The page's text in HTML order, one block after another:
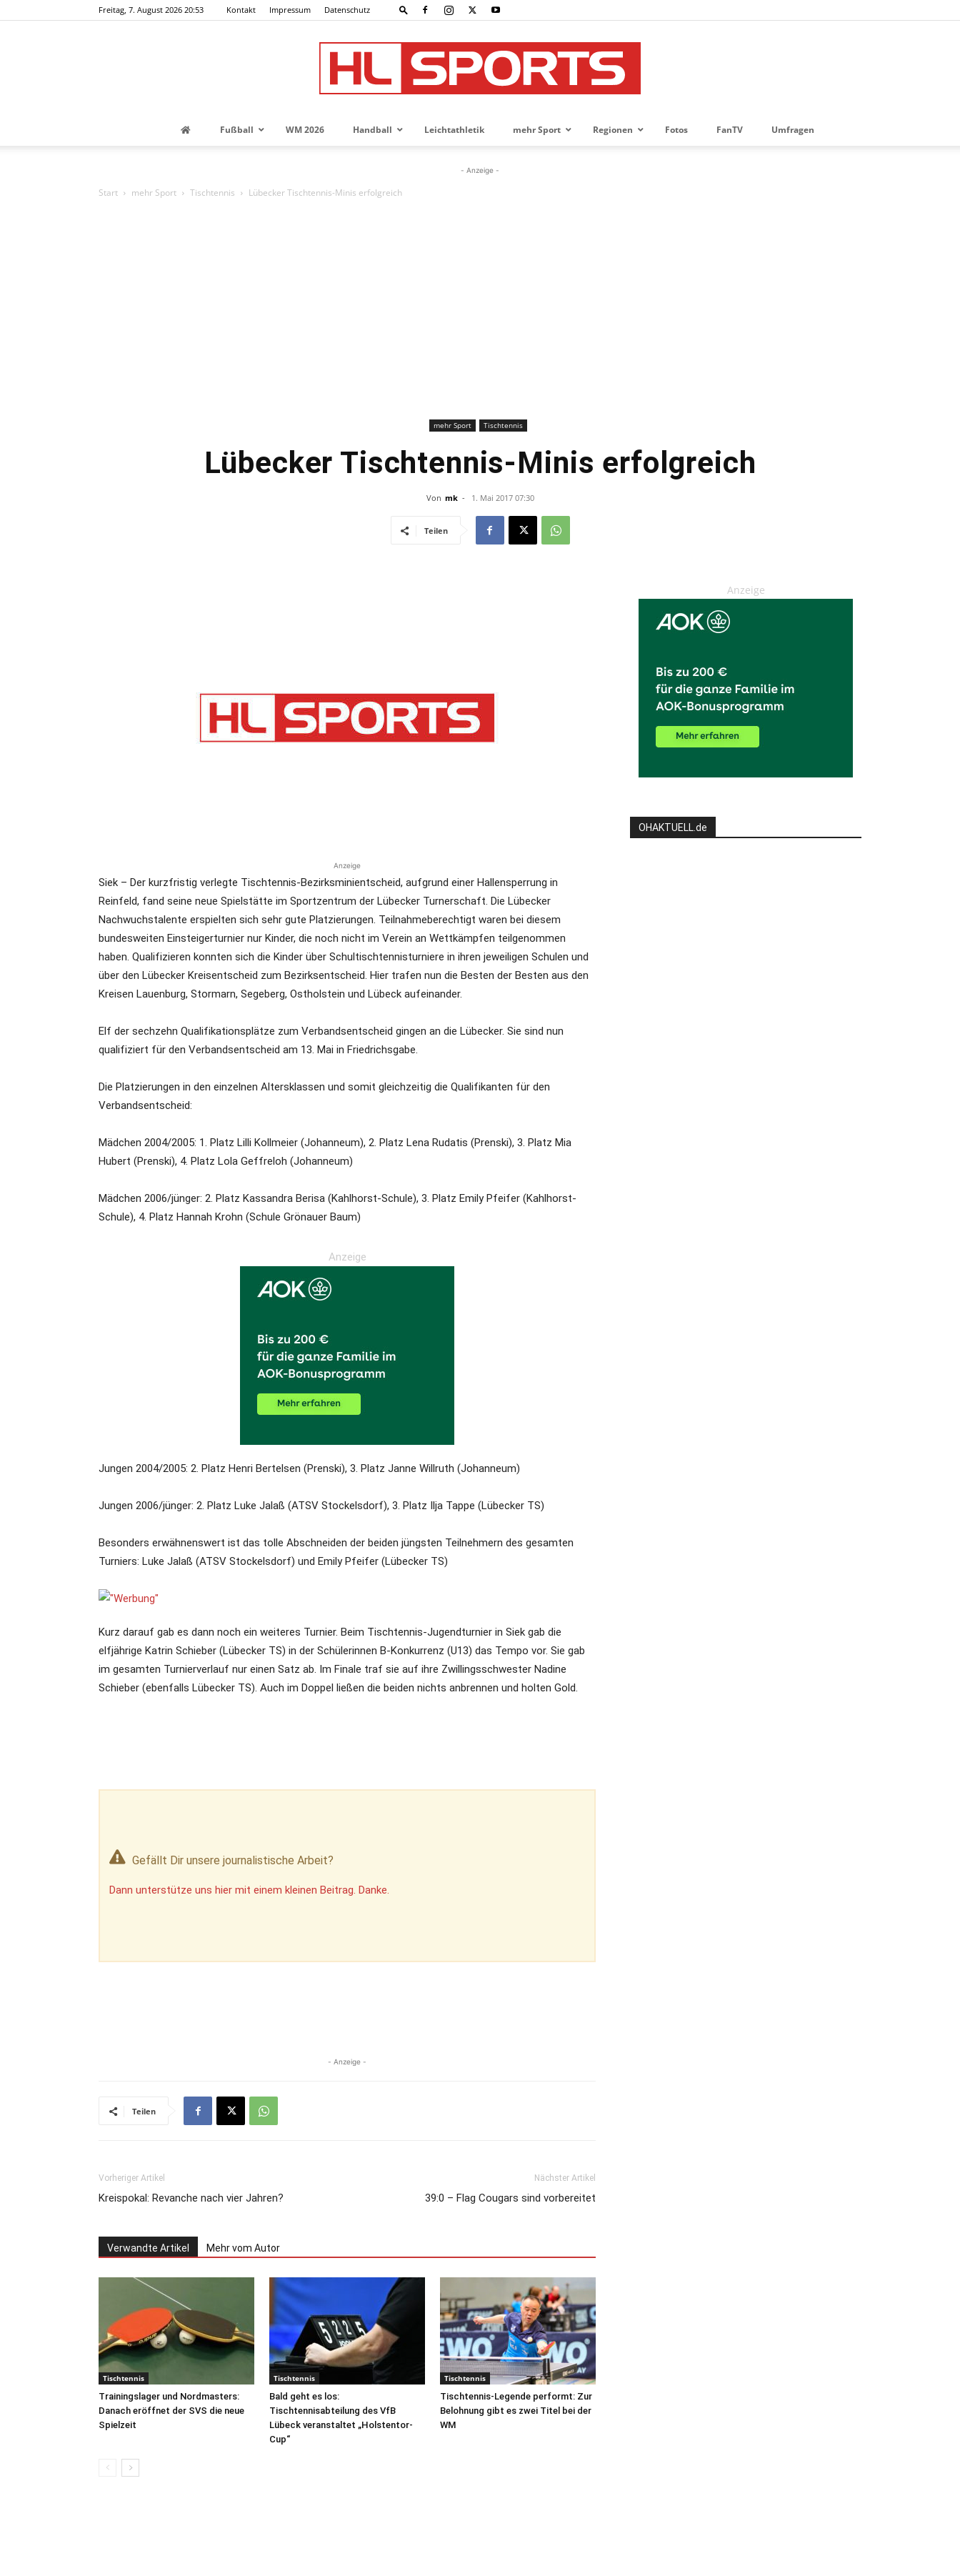
Freitag, 7. August 2026 20:53 Kontakt Impressum Datenschutz
Sport-
die
Lübeck
Fußball WM 2026 Handball Leichtathletik mehr Sport Regionen Fotos FanTV Umfragen
- Anzeige -
Start mehr Sport Tischtennis Lübecker Tischtennis-Minis erfolgreich
mehr Sport Tischtennis
Lübecker Tischtennis-Minis erfolgreich
Von mk - 1. Mai 2017 07:30
Teilen
Anzeige
Siek – Der kurzfristig verlegte Tischtennis-Bezirksminientscheid, aufgrund einer Hallensperrung in
Reinfeld, fand seine neue Spielstätte im Sportzentrum der Lübecker Turnerschaft. Die Lübecker
Nachwuchstalente erspielten sich sehr gute Platzierungen. Teilnahmeberechtigt waren bei diesem
bundesweiten Einsteigerturnier nur Kinder, die noch nicht im Verein an Wettkämpfen teilgenommen
haben. Qualifizieren konnten sich die Kinder über Schultischtennisturniere in ihren jeweiligen Schulen und
über den Lübecker Kreisentscheid zum Bezirksentscheid. Hier trafen nun die Besten der Besten aus den
Kreisen Lauenburg, Stormarn, Segeberg, Ostholstein und Lübeck aufeinander.
Elf der sechzehn Qualifikationsplätze zum Verbandsentscheid gingen an die Lübecker. Sie sind nun
qualifiziert für den Verbandsentscheid am 13. Mai in Friedrichsgabe.
Die Platzierungen in den einzelnen Altersklassen und somit gleichzeitig die Qualifikanten für den
Verbandsentscheid:
Mädchen 2004/2005: 1. Platz Lilli Kollmeier (Johanneum), 2. Platz Lena Rudatis (Prenski), 3. Platz Mia
Hubert (Prenski), 4. Platz Lola Geffreloh (Johanneum)
Mädchen 2006/jünger: 2. Platz Kassandra Berisa (Kahlhorst-Schule), 3. Platz Emily Pfeifer (Kahlhorst-
Schule), 4. Platz Hannah Krohn (Schule Grönauer Baum)
Anzeige
Jungen 2004/2005: 2. Platz Henri Bertelsen (Prenski), 3. Platz Janne Willruth (Johanneum)
Jungen 2006/jünger: 2. Platz Luke Jalaß (ATSV Stockelsdorf), 3. Platz Ilja Tappe (Lübecker TS)
Besonders erwähnenswert ist das tolle Abschneiden der beiden jüngsten Teilnehmern des gesamten
Turniers: Luke Jalaß (ATSV Stockelsdorf) und Emily Pfeifer (Lübecker TS)
Kurz darauf gab es dann noch ein weiteres Turnier. Beim Tischtennis-Jugendturnier in Siek gab die
elfjährige Katrin Schieber (Lübecker TS) in der Schülerinnen B-Konkurrenz (U13) das Tempo vor. Sie gab
im gesamten Turnierverlauf nur einen Satz ab. Im Finale traf sie auf ihre Zwillingsschwester Nadine
Schieber (ebenfalls Lübecker TS). Auch im Doppel ließen die beiden nichts anbrennen und holten Gold.
Gefällt Dir unsere journalistische Arbeit?
Dann unterstütze uns hier mit einem kleinen Beitrag. Danke.
- Anzeige -
Teilen
Vorheriger Artikel
Kreispokal: Revanche nach vier Jahren?
Nächster Artikel
39:0 – Flag Cougars sind vorbereitet
Verwandte Artikel Mehr vom Autor
Tischtennis
Trainingslager und Nordmasters:
Danach eröffnet der SVS die neue
Spielzeit
Tischtennis
Bald geht es los:
Tischtennisabteilung des VfB
Lübeck veranstaltet „Holstentor-
Cup“
Tischtennis
Tischtennis-Legende performt: Zur
Belohnung gibt es zwei Titel bei der
WM
Anzeige
OHAKTUELL.de